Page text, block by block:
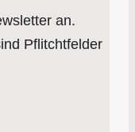
an.
Pflitchtfelder